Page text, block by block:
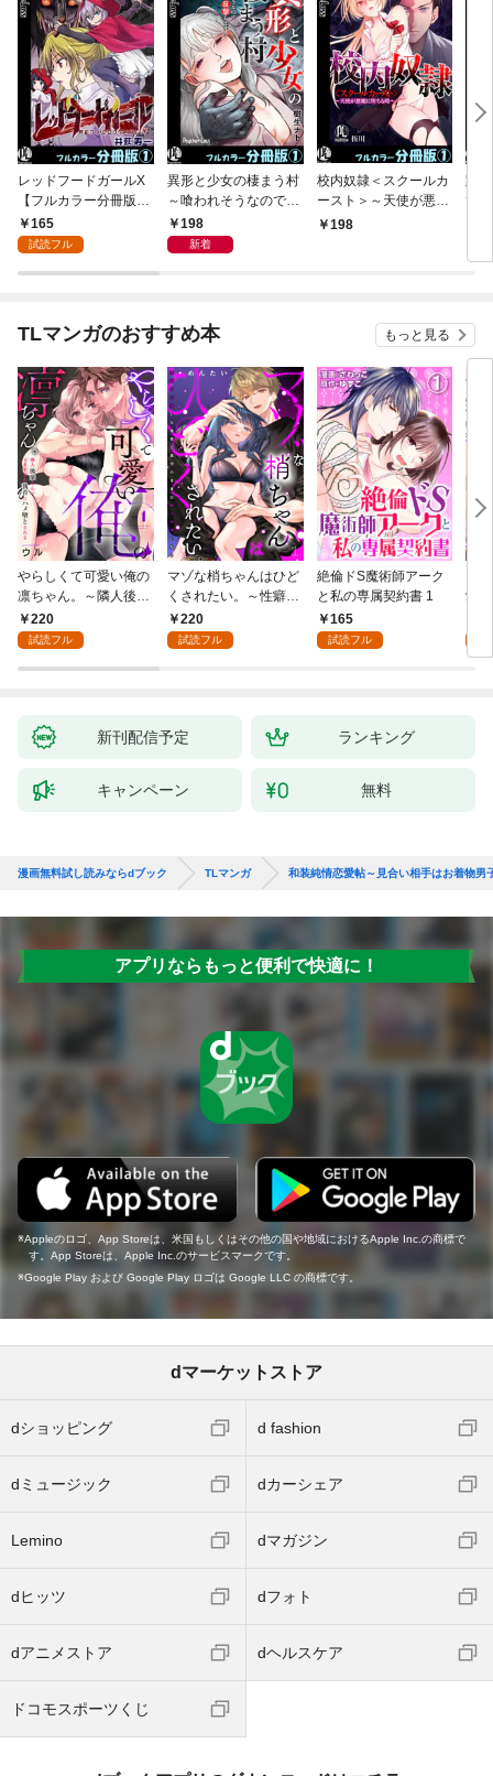
レッドフードガールX
【フルカラー分冊版】
1 165
試読フル
異形と少女の棲まう村
～喰われそうなのでエ
アガンで反撃します～
【フルカラー分冊版】
198
新着
校内奴隷＜スクールカ
ースト＞～天使が悪魔
に堕ちる時～【フルカ
198
蹴
て
TLマンガのおすすめ本 もっと見る
やらしくて可愛い俺の
凛ちゃん。～隣人後輩
くんのイキすぎた執着
にハメ堕とされる～(1)
220
試読フル
マゾな梢ちゃんはひど
くされたい。～性癖マ
ッチした後輩と欲望の
ままにセックスしたら
220
試読フル
絶倫ドS魔術師アーク
と私の専属契約書 1
165
試読フル
愛
新刊配信予定 ランキング
キャンペーン 無料
漫画無料試し読みならdブック TLマンガ 和装純情恋愛帖～見合い相手はお着物男
アプリならもっと便利で快適に！
Appleのロゴ、App Storeは、米国もしくはその他の国や地域におけるApple Inc.の商標で
す。App Storeは、Apple Inc.のサービスマークです。
Google Play および Google Play ロゴは Google LLC の商標です。
dマーケットストア
dショッピング d fashion
dミュージック dカーシェア
Lemino dマガジン
dヒッツ dフォト
dアニメストア dヘルスケア
ドコモスポーツくじ